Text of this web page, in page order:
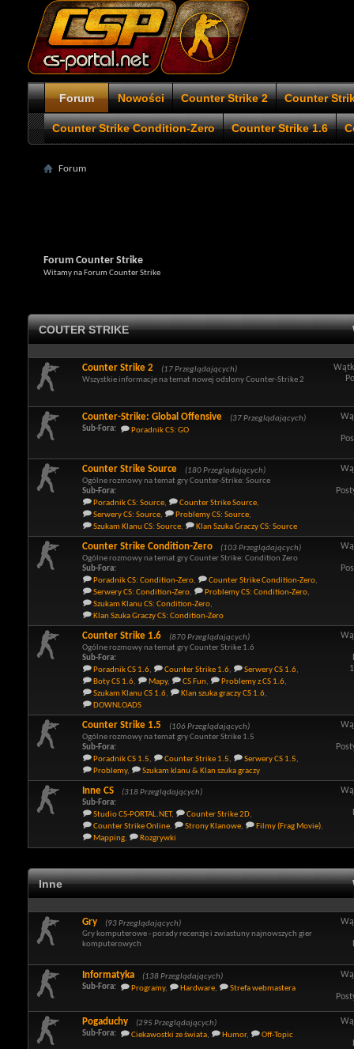
Forum Nowości Counter Strike 2 Counter
Counter Strike Condition-Zero Counter Strike 1.6
Forum
Forum Counter Strike
Witamy na Forum Counter Strike
COUTER STRIKE
Counter Strike 2
(17 Przeglądających)
Wszystkie informacje na temat nowej odsłony Counter-Strike 2
Counter-Strike: Global Offensive
(37 Przeglądających)
Sub-Fora:
Poradnik CS: GO
Counter Strike Source
(180 Przeglądających)
Ogólne rozmowy na temat gry Counter-Strike: Source
Sub-Fora:
Poradnik CS: Source, Counter Strike Source,
Serwery CS: Source, Problemy CS: Source,
Szukam Klanu CS: Source, Klan Szuka Graczy CS: Source
Counter Strike Condition-Zero
(103 Przeglądających)
Ogólne rozmowy na temat gry Counter Strike: Condition Zero
Sub-Fora:
Poradnik CS: Condition-Zero, Counter Strike Condition-Zero,
Serwery CS: Condition-Zero, Problemy CS: Condition-Zero,
Szukam Klanu CS: Condition-Zero,
Klan Szuka Graczy CS: Condition-Zero
Counter Strike 1.6
(870 Przeglądających)
Ogólne rozmowy na temat gry Counter Strike 1.6
Sub-Fora:
Poradnik CS 1.6, Counter Strike 1.6, Serwery CS 1.6,
Boty CS 1.6, Mapy, CS Fun, Problemy z CS 1.6,
Szukam Klanu CS 1.6, Klan szuka graczy CS 1.6,
DOWNLOADS
Counter Strike 1.5
(106 Przeglądających)
Ogólne rozmowy na temat gry Counter Strike 1.5
Sub-Fora:
Poradnik CS 1.5, Counter Strike 1.5, Serwery CS 1.5,
Problemy, Szukam klanu & Klan szuka graczy
Inne CS
(318 Przeglądających)
Sub-Fora:
Studio CS-PORTAL.NET, Counter Strike 2D,
Counter Strike Online, Strony Klanowe, Filmy (Frag Movie),
Mapping, Rozgrywki
Inne
Gry
(93 Przeglądających)
Gry komputerowe - porady recenzje i zwiastuny najnowszych gier
komputerowych
Informatyka
(138 Przeglądających)
Sub-Fora:
Programy, Hardware, Strefa webmastera
Pogaduchy
(295 Przeglądających)
Sub-Fora:
Ciekawostki ze świata, Humor, Off-Topic